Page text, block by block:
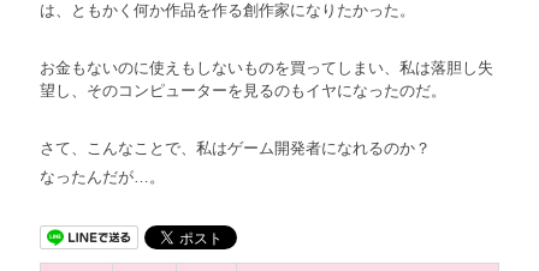
は、ともかく何か作品を作る創作家になりたかった。
お金もないのに使えもしないものを買ってしまい、私は落胆し失
望し、そのコンピューターを見るのもイヤになったのだ。
さて、こんなことで、私はゲーム開発者になれるのか？
なったんだが…。